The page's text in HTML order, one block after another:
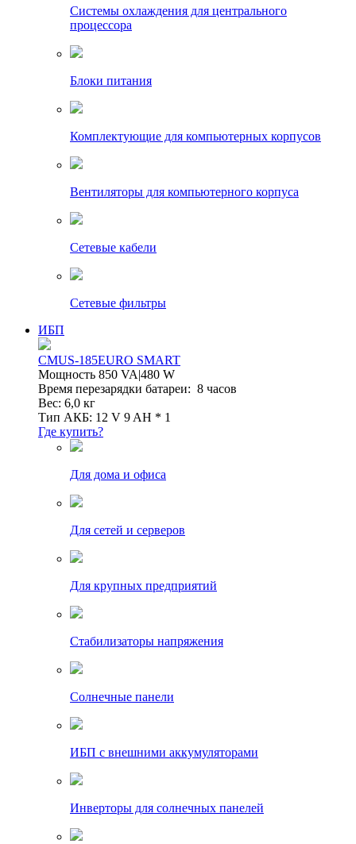
Системы охлаждения для центрального
процессора
Блоки питания
Комплектующие для компьютерных корпусов
Вентиляторы для компьютерного корпуса
Сетевые кабели
Сетевые фильтры
ИБП
CMUS-185EURO SMART
Мощность 850 VA|480 W
Время перезарядки батареи: 8 часов
Вес: 6,0 кг
Тип АКБ: 12 V 9 AH * 1
Где купить?
Для дома и офиса
Для сетей и серверов
Для крупных предприятий
Стабилизаторы напряжения
Солнечные панели
ИБП с внешними аккумуляторами
Инверторы для солнечных панелей